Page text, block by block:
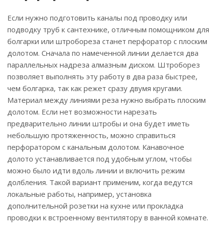
Если нужно подготовить каналы под проводку или
подводку труб к сантехнике, отличным помощником для
болгарки или штробореза станет перфоратор с плоским
долотом. Сначала по намеченной линии делается два
параллельных надреза алмазным диском. Штроборез
позволяет выполнять эту работу в два раза быстрее,
чем болгарка, так как режет сразу двумя кругами.
Материал между линиями реза нужно выбрать плоским
долотом. Если нет возможности нарезать
предварительно линии штробы и она будет иметь
небольшую протяженность, можно справиться
перфоратором с канальным долотом. Канавочное
долото устанавливается под удобным углом, чтобы
можно было идти вдоль линии и включить режим
долбления. Такой вариант применим, когда ведутся
локальные работы, например, установка
дополнительной розетки на кухне или прокладка
проводки к встроенному вентилятору в ванной комнате.